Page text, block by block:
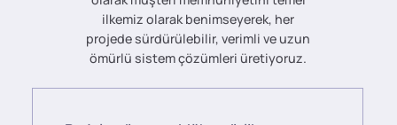
ilkemiz olarak benimseyerek, her
projede sürdürülebilir, verimli ve uzun
ömürlü sistem çözümleri üretiyoruz.